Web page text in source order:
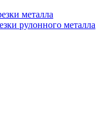
металла
рулонного металла